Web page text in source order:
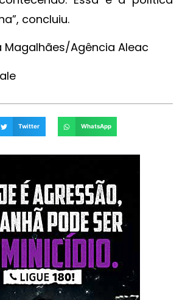
concluiu.
Magalhães/Agência Aleac
Twitter WhatsApp